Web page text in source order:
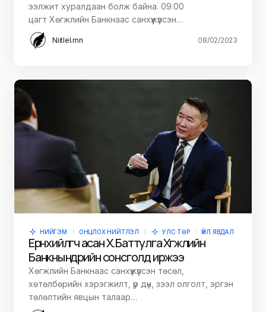
ээлжит хуралдаан болж байна. 09:00
цагт Хөгжлийн Банкнаас санхүүжүүлсэн…
Niitlel.mn 08/02/2023
НИЙГЭМ ОНЦЛОХ НИЙТЛЭЛ УЛС ТӨР ҮЙЛ ЯВДАЛ
Ерөнхийлөгч асан Х.Баттулга Хөгжлийн
Банкны өнөөдрийн сонсголд иржээ
Хөгжлийн Банкнаас санхүүжүүлсэн төсөл,
хөтөлбөрийн хэрэгжилт, үр дүн, зээл олголт, эргэн
төлөлтийн явцын талаар…